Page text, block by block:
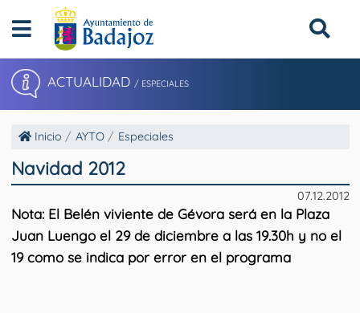
ACTUALIDAD / ESPECIALES
Inicio AYTO Especiales
Navidad 2012
07.12.2012
Nota:El Belén viviente de Gévora será en la Plaza
Juan Luengo el 29 de diciembre a las 19.30h y no el
19 como se indica por error en el programa